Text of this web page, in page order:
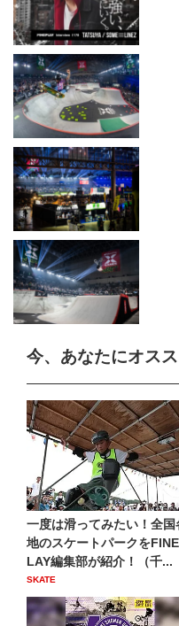
今、あなたにオス
一度は滑ってみたい！全国
地のスケートパークを
LAY編集部が紹介！（千...
SKATE